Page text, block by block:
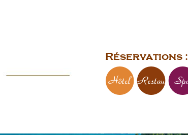
Réservations :